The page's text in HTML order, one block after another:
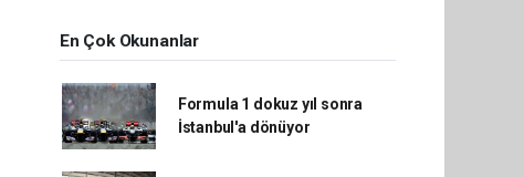
En Çok Okunanlar
Formula 1 dokuz yıl sonra
İstanbul'a dönüyor